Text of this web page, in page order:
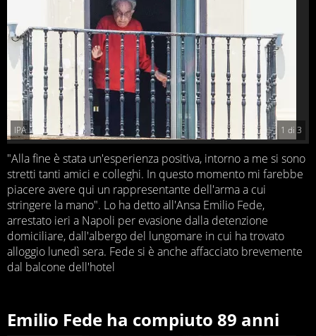
1 di 3
IPA
"Alla fine è stata un'esperienza positiva, intorno a me si sono
stretti tanti amici e colleghi. In questo momento mi farebbe
piacere avere qui un rappresentante dell'arma a cui
stringere la mano". Lo ha detto all'Ansa Emilio Fede,
arrestato ieri a Napoli per evasione dalla detenzione
domiciliare, dall'albergo del lungomare in cui ha trovato
alloggio lunedì sera. Fede si è anche affacciato brevemente
dal balcone dell'hotel
Emilio Fede ha compiuto 89 anni